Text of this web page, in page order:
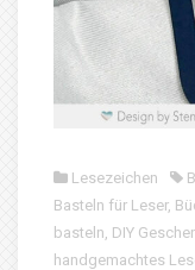
Lesezeichen
Basteln für Leser,
basteln, DIY
handgemachtes